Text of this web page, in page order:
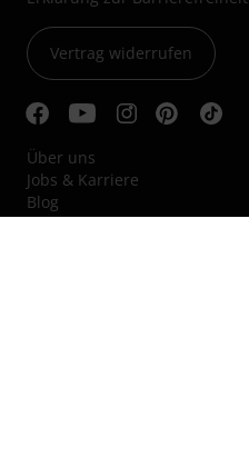
Vertrag widerrufen
Über uns
Jobs & Karriere
Blog
Kleinanzeigen